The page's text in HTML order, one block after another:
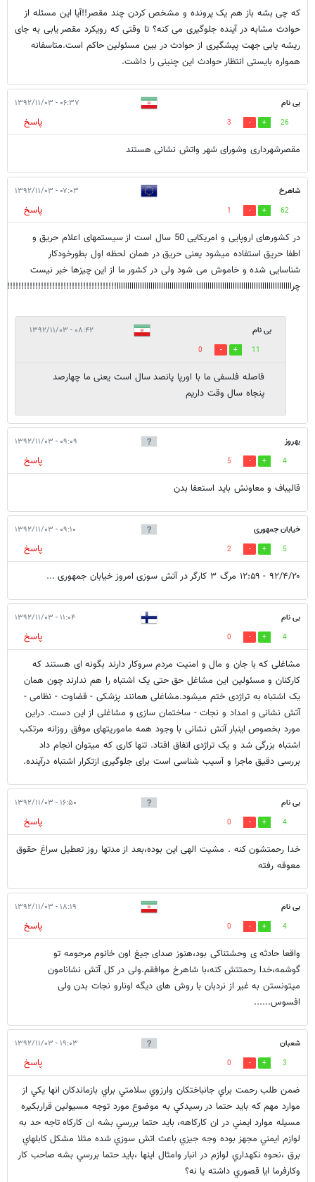
که چی بشه باز هم یک پرونده و مشخص کردن چند مقصر!!آیا این مسئله از
حوادث مشابه در آینده جلوگیری می کنه؟ تا وقتی که رویکرد مقصر یابی به جای
ریشه یابی جهت پیشگیری از حوادث در بین مسئولین حاکم است.متاسفانه
همواره بایستی انتظار حوادث این چنینی را داشت.
بی نام ۰۶:۳۷ - ۱۳۹۲/۱۱/۰۳
26
3
پاسخ
مقصرشهرداری وشورای شهر واتش نشانی هستند
شاهرخ ۰۷:۰۳ - ۱۳۹۲/۱۱/۰۳
62
1
پاسخ
در کشورهای اروپایی و امریکایی 50 سال است از سیستمهای اعلام حریق و
اطفا حریق استفاده میشود یعنی حریق در همان لحظه اول بطورخودکار
شناسایی شده و خاموش می شود ولی در کشور ما از این چیزها خبر نیست
چرااااااااااااااااااااااااااااااااااااااااااااااااااااااااااااااااااااااااااااااااااا!!!!!!!!!!!!!!!!!!!!!!!!!!!!!!!!!!!!!!!
بی نام ۰۸:۴۲ - ۱۳۹۲/۱۱/۰۳
11
0
فاصله فلسفی ما با اورپا پانصد سال است یعنی ما چهارصد
پنجاه سال وقت داریم
بهروز ۰۹:۰۹ - ۱۳۹۲/۱۱/۰۳
4
5
پاسخ
قالیباف و معاونش باید استعفا بدن
خیابان جمهوری ۰۹:۱۰ - ۱۳۹۲/۱۱/۰۳
5
2
پاسخ
۹۲/۴/۲۰ - ۱۲:۵۹ مرگ ۳ کارگر در آتش سوزی امروز خیابان جمهوری ...
بی نام ۱۱:۰۴ - ۱۳۹۲/۱۱/۰۳
4
0
پاسخ
مشاغلی که با جان و مال و امنیت مردم سروکار دارند بگونه ای هستند که
کارکنان و مسئولین این مشاغل حق حتی یک اشتباه را هم ندارند چون همان
یک اشتباه به تراژدی ختم میشود.مشاغلی همانند پزشکی - قضاوت - نظامی -
آتش نشانی و امداد و نجات - ساختمان سازی و مشاغلی از این دست. دراین
مورد بخصوص اینبار آتش نشانی با وجود همه ماموریتهای موفق روزانه مرتکب
اشتباه بزرگی شد و یک تراژدی اتفاق افتاد. تنها کاری که میتوان انجام داد
بررسی دقیق ماجرا و آسیب شناسی است برای جلوگیری ازتکرار اشتباه درآینده.
بی نام ۱۶:۵۰ - ۱۳۹۲/۱۱/۰۳
4
0
پاسخ
خدا رحمتشون کنه . مشیت الهی این بوده،بعد از مدتها روز تعطیل سراغ حقوق
معوقه رفته
بی نام ۱۸:۱۹ - ۱۳۹۲/۱۱/۰۳
4
0
پاسخ
واقعا حادثه ی وحشتناکی بود،هنوز صدای جیغ اون خانوم مرحومه تو
گوشمه،خدا رحمتتش کنه،با شاهرخ موافقم.ولی در کل آتش نشانامون
میتونستن به غیر از نردبان با روش های دیگه اونارو نجات بدن ولی
افسوس......
شعبان ۱۹:۰۳ - ۱۳۹۲/۱۱/۰۳
3
0
پاسخ
ضمن طلب رحمت براي جانباختكان وارزوي سلامتي براي بازماندكان انها يكي از
موارد مهم كه بايد حتما در رسيدكي به موضوع مورد توجه مسيولين قراربكيره
مسيله موارد ايمني در ان كاركاهه، بايد حتما بررسي بشه ان كاركاه تاجه حد به
لوازم ايمني مجهز بوده وجه جيزي باعث اتش سوزي شده مثلا مشكل كابلهاي
برق ،نحوه نكهداري لوازم در انبار وامثال اينها ،بايد حتما بررسي بشه صاحب كار
وكارفرما ايا قصوري داشته يا نه؟